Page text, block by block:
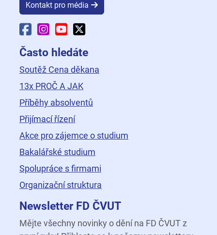
Kontakt pro média
Facebook Fakulty dopravní
Instagram Fakulty dopravní
YouTube Fakulty dopravní
Často hledáte
Soutěž Cena děkana
13x PROČ A JAK
Příběhy absolventů
Přijímací řízení
Akce pro zájemce o studium
Bakalářské studium
Spolupráce s firmami
Organizační struktura
Newsletter FD ČVUT
Mějte všechny novinky o dění na FD ČVUT z